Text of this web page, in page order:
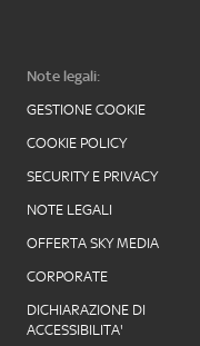
Note legali:
GESTIONE COOKIE
COOKIE POLICY
SECURITY E PRIVACY
NOTE LEGALI
OFFERTA SKY MEDIA
CORPORATE
DICHIARAZIONE DI
ACCESSIBILITA'